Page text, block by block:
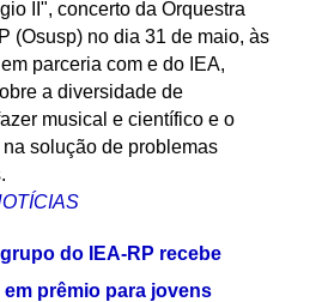
II", concerto da Orquestra
(Osusp) no dia 31 de maio, às
parceria com e do IEA,
a diversidade de
musical e científico e o
solução de problemas
do IEA-RP recebe
prêmio para jovens